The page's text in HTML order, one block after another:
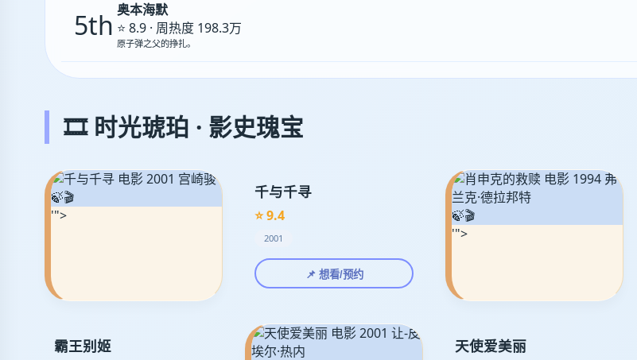
5th 奥本海默
⭐ 8.9 · 周热度 198.3万
原子弹之父的挣扎。
🎞️ 时光琥珀 · 影史瑰宝
🍃🎬
'">
千与千寻
⭐ 9.4
2001
📌 想看/预约
🍃🎬
'">
霸王别姬 天使爱美丽